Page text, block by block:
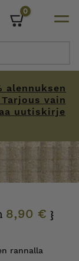
alennuksen
vain
uutiskirje
0
8,90 € }
rannalla